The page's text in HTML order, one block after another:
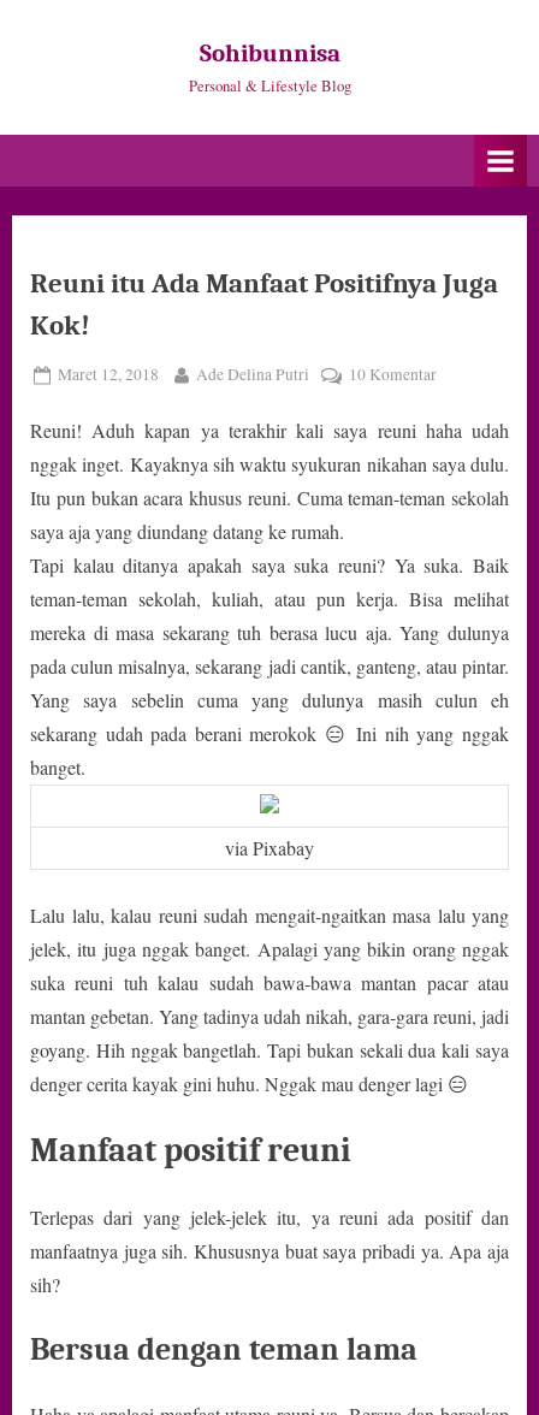
Sohibunnisa
Personal & Lifestyle Blog
Reuni itu Ada Manfaat Positifnya Juga
Kok!
Posted
Maret 12, 2018 By
Ade Delina Putri 10 Komentarpada
itu
Positifnya
Kok!
Reuni! Aduh kapan ya terakhir kali saya reuni haha udah
nggak inget. Kayaknya sih waktu syukuran nikahan saya dulu.
Itu pun bukan acara khusus reuni. Cuma teman-teman sekolah
saya aja yang diundang datang ke rumah.
Tapi kalau ditanya apakah saya suka reuni? Ya suka. Baik
teman-teman sekolah, kuliah, atau pun kerja. Bisa melihat
mereka di masa sekarang tuh berasa lucu aja. Yang dulunya
pada culun misalnya, sekarang jadi cantik, ganteng, atau pintar.
Yang saya sebelin cuma yang dulunya masih culun eh
sekarang udah pada berani merokok 😑 Ini nih yang nggak
banget.
via Pixabay
Lalu lalu, kalau reuni sudah mengait-ngaitkan masa lalu yang
jelek, itu juga nggak banget. Apalagi yang bikin orang nggak
suka reuni tuh kalau sudah bawa-bawa mantan pacar atau
mantan gebetan. Yang tadinya udah nikah, gara-gara reuni, jadi
goyang. Hih nggak bangetlah. Tapi bukan sekali dua kali saya
denger cerita kayak gini huhu. Nggak mau denger lagi 😑
Manfaat positif reuni
Terlepas dari yang jelek-jelek itu, ya reuni ada positif dan
manfaatnya juga sih. Khususnya buat saya pribadi ya. Apa aja
sih?
Bersua dengan teman lama